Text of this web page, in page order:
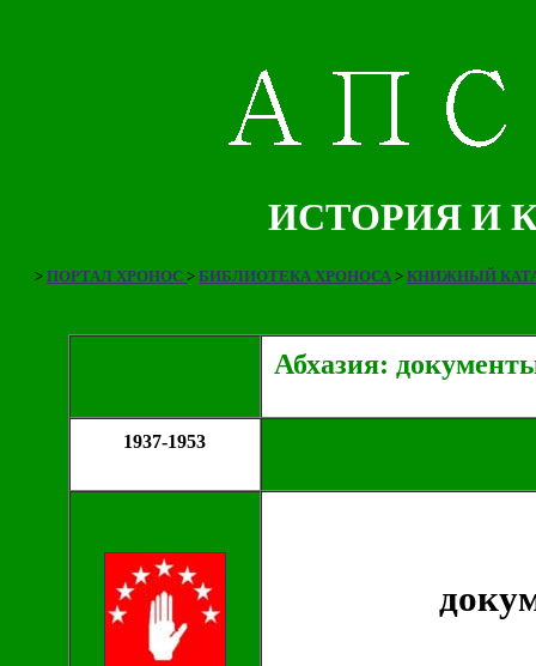
ИСТОРИЯ И
> ПОРТАЛ ХРОНОС > БИБЛИОТЕКА ХРОНОСА > КНИЖНЫЙ
Абхазия:
1937-1953